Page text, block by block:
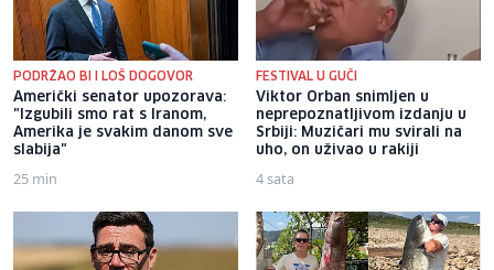
PODRŽAO BI I LOŠ DOGOVOR
Američki senator upozorava:
"Izgubili smo rat s Iranom,
Amerika je svakim danom sve
slabija"
25 min
FESTIVAL U GUČI
Viktor Orban snimljen u
neprepoznatljivom izdanju u
Srbiji: Muzičari mu svirali na
uho, on uživao u rakiji
4 sata